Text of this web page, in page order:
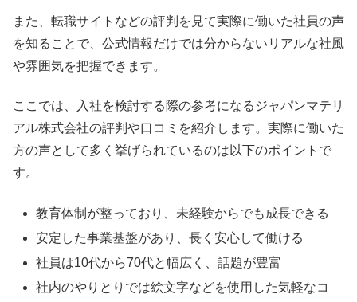
また、転職サイトなどの評判を見て実際に働いた社員の声
を知ることで、公式情報だけでは分からないリアルな社風
や雰囲気を把握できます。
ここでは、入社を検討する際の参考になるジャパンマテリ
アル株式会社の評判や口コミを紹介します。実際に働いた
方の声として多く挙げられているのは以下のポイントで
す。
教育体制が整っており、未経験からでも成長できる
安定した事業基盤があり、長く安心して働ける
社員は10代から70代と幅広く、話題が豊富
社内のやりとりでは絵文字などを使用した気軽なコ